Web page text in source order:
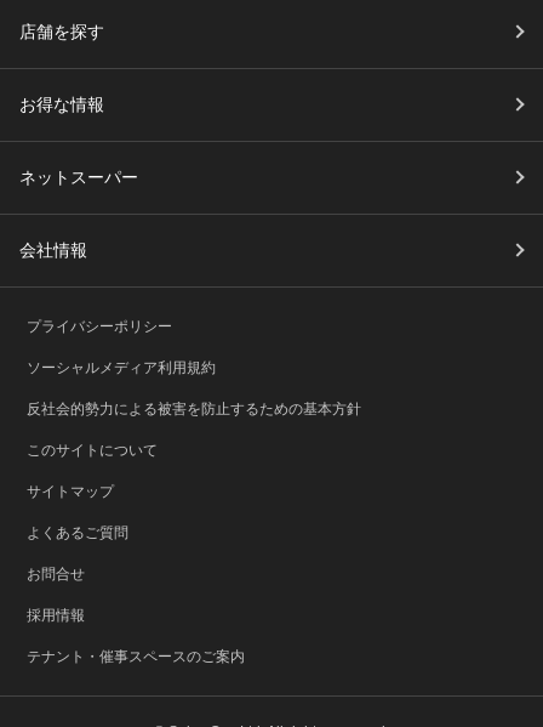
店舗を探す
お得な情報
ネットスーパー
会社情報
プライバシーポリシー
ソーシャルメディア利用規約
反社会的勢力による被害を防止するための基本方針
このサイトについて
サイトマップ
よくあるご質問
お問合せ
採用情報
テナント・催事スペースのご案内